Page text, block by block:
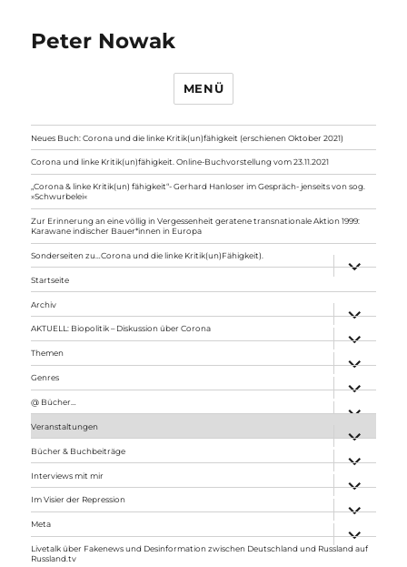
Peter Nowak
MENÜ
Neues Buch: Corona und die linke Kritik(un)fähigkeit (erschienen Oktober 2021)
Corona und linke Kritik(un)fähigkeit. Online-Buchvorstellung vom 23.11.2021
„Corona & linke Kritik(un) fähigkeit“- Gerhard Hanloser im Gespräch- jenseits von sog.
»Schwurbelei«
Zur Erinnerung an eine völlig in Vergessenheit geratene transnationale Aktion 1999:
Karawane indischer Bauer*innen in Europa
Sonderseiten zu…Corona und die linke Kritik(un)Fähigkeit).
anzeigen
Startseite
Archiv
anzeigen
AKTUELL: Biopolitik – Diskussion über Corona
anzeigen
Themen
anzeigen
Genres
anzeigen
@ Bücher…
Veranstaltungen
anzeigen
Bücher & Buchbeiträge
anzeigen
Interviews mit mir
anzeigen
Im Visier der Repression
anzeigen
Meta
anzeigen
Livetalk über Fakenews und Desinformation zwischen Deutschland und Russland auf
Russland.tv